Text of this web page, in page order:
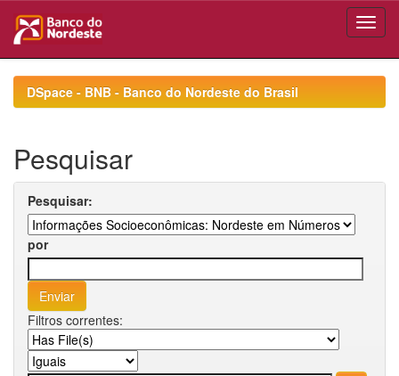
navigationDSpace - BNB - Banco do Nordeste do Brasil
Pesquisar
Pesquisar:
por
Filtros correntes: